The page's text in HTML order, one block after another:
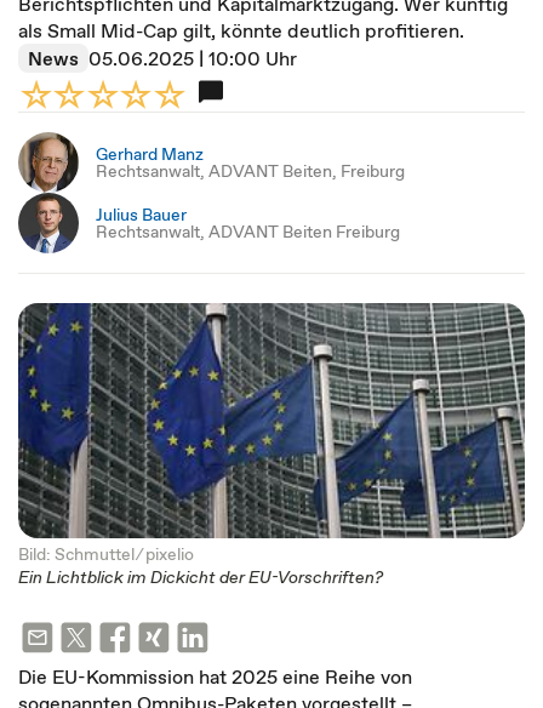
als Small Mid-Cap gilt, könnte deutlich profitieren.
News 05.06.2025 | 10:00 Uhr
Gerhard Manz
Rechtsanwalt, ADVANT Beiten, Freiburg
Julius Bauer
Rechtsanwalt, ADVANT Beiten Freiburg
Bild: Schmuttel ⁄pixelio
Ein Lichtblick im Dickicht der EU-Vorschriften?
Die EU-Kommission hat 2025 eine Reihe von